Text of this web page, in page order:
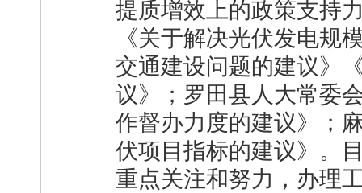
提质增效上的政策支持
《关于解决光伏发电规
交通建设问题的建议》
议》；罗田县人大常委
作督办力度的建议》；
伏项目指标的建议》。
重点关注和努力，办理